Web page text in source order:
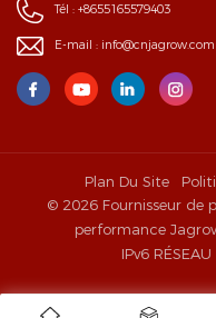
Tél : +8655165579403
E-mail : info@cnjagrow.com
Plan Du Site
© 2026 Fournisseur de
performance
IPv6